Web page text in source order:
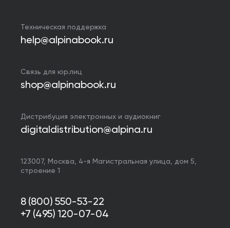
Техническая поддержка
help@alpinabook.ru
Связь для юр.лиц
shop@alpinabook.ru
Дистрибуция электронных и аудиокниг
digitaldistribution@alpina.ru
123007, Москва, 4-я Магистральная улица, дом 5,
строение 1
8 (800) 550-53-22
+7 (495) 120-07-04